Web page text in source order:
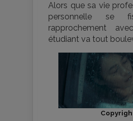
Alors que sa vie
personnelle se
rapprochement
étudiant va tout